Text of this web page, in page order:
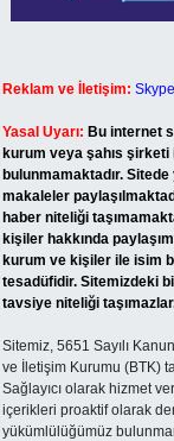
Reklam ve İletişim:
Yasal Uyarı: Bu internet
kurum veya şahıs şirketi
bulunmamaktadır. Sitede
makaleler
haber niteliği
kişiler hakkında
kurum ve kişiler ile isim
tesadüfidir. Sitemizdeki
tavsiye niteliği
Sitemiz, 5651 Sayılı
ve İletişim Kurumu (BTK)
Sağlayıcı olarak hizmet
içerikleri proaktif olarak
yükümlülüğümüz